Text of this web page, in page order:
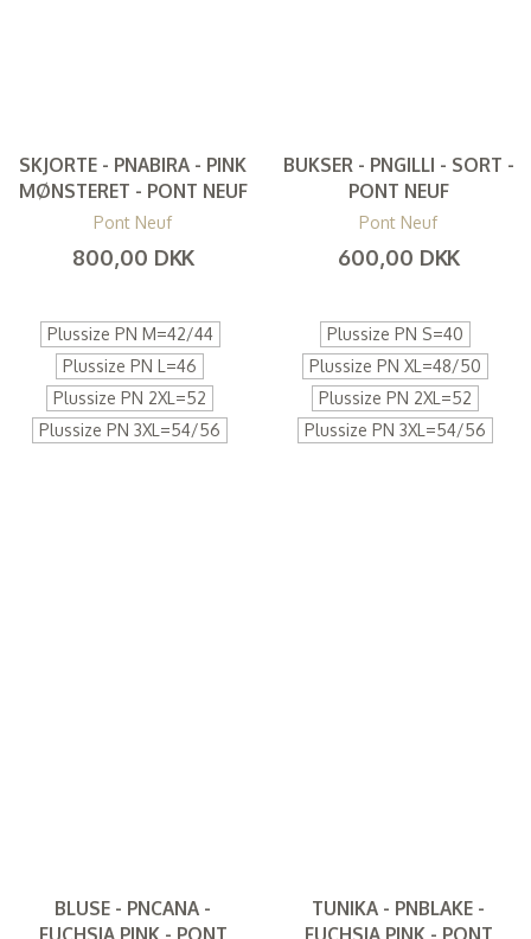
SKJORTE - PNABIRA - PINK
MØNSTERET - PONT NEUF
Pont Neuf
800,00 DKK
Plussize PN M=42/44
Plussize PN L=46
Plussize PN 2XL=52
Plussize PN 3XL=54/56
BUKSER - PNGILLI - SORT -
PONT NEUF
Pont Neuf
600,00 DKK
Plussize PN S=40
Plussize PN XL=48/50
Plussize PN 2XL=52
Plussize PN 3XL=54/56
BLUSE - PNCANA -
FUCHSIA PINK - PONT
TUNIKA - PNBLAKE -
FUCHSIA PINK - PONT